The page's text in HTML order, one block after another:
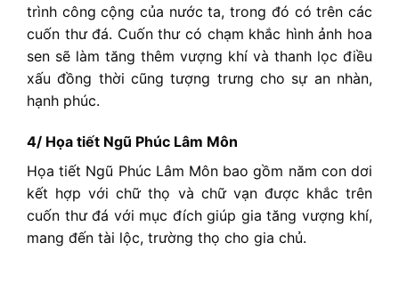
trình công cộng của nước ta, trong đó có trên các
cuốn thư đá. Cuốn thư có chạm khắc hình ảnh hoa
sen sẽ làm tăng thêm vượng khí và thanh lọc điều
xấu đồng thời cũng tượng trưng cho sự an nhàn,
hạnh phúc.
4/ Họa tiết Ngũ Phúc Lâm Môn
Họa tiết Ngũ Phúc Lâm Môn bao gồm năm con dơi
kết hợp với chữ thọ và chữ vạn được khắc trên
cuốn thư đá với mục đích giúp gia tăng vượng khí,
mang đến tài lộc, trường thọ cho gia chủ.